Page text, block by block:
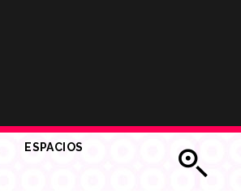
ESPACIOS